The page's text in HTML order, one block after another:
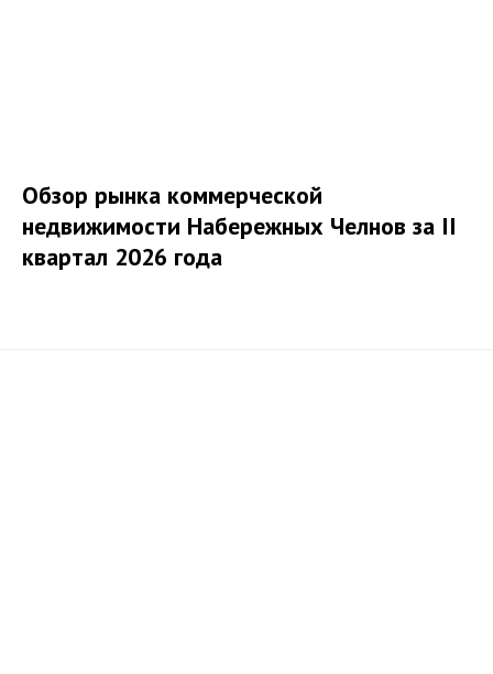
Обзор рынка коммерческой
недвижимости Набережных Челнов за II
квартал 2026 года